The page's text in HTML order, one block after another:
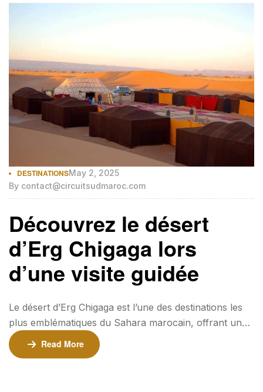
DESTINATIONSMay 2, 2025
By contact@circuitsudmaroc.com
Découvrez le désert
d’Erg Chigaga lors
d’une visite guidée
Le désert d’Erg Chigaga est l’une des destinations les
plus emblématiques du Sahara marocain, offrant une
expérience unique et inoubliable. Lors d’une visite
guidée, vous aurez l’occasion de découvrir la beauté
Read More